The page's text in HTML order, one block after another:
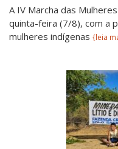
A IV Marcha das
quinta-feira (7/8), com a
mulheres indígenas {leia